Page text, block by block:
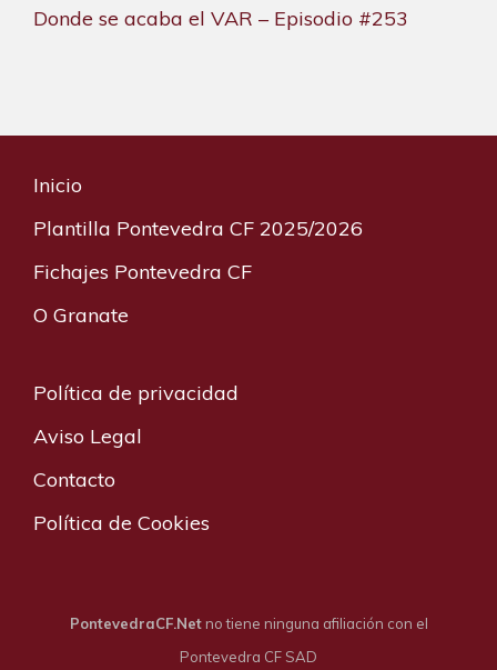
Donde se acaba el VAR – Episodio #253
Inicio
Plantilla Pontevedra CF 2025/2026
Fichajes Pontevedra CF
O Granate
Política de privacidad
Aviso Legal
Contacto
Política de Cookies
PontevedraCF.Netno tiene ninguna afiliación con el
Pontevedra CF SAD